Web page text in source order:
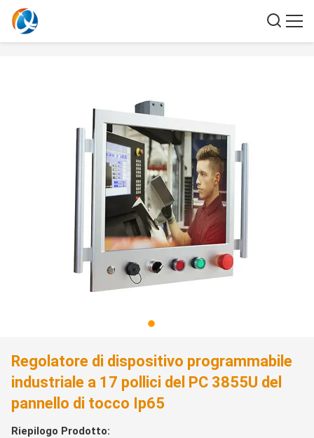
Regolatore di dispositivo programmabile
industriale a 17 pollici del PC 3855U del
pannello di tocco Ip65
Riepilogo Prodotto: